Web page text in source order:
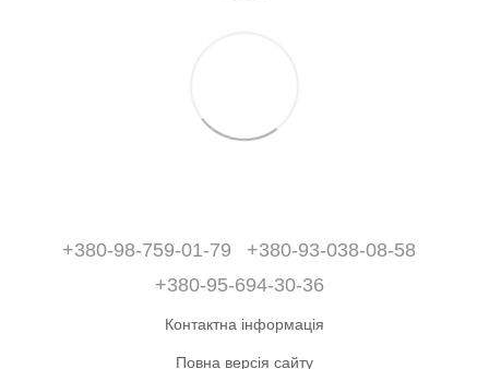
+380-98-759-01-79
+380-93-038-08-58
+380-95-694-30-36
Контактна інформація
Повна версія сайту